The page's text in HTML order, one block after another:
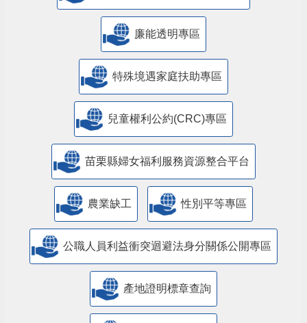
廉能透明專區
特殊境遇家庭扶助專區
兒童權利公約(CRC)專區
苗栗縣婦女福利服務資源整合平台
農業缺工 性別平等專區
公職人員利益衝突迴避法身分關係公開專區
產地證明標章查詢